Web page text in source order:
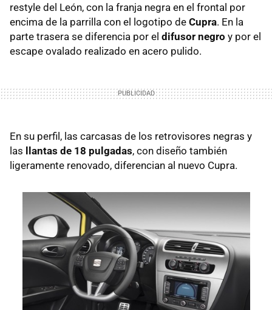
restyle del León, con la franja negra en el frontal por
encima de la parrilla con el logotipo de Cupra. En la
parte trasera se diferencia por el difusor negro y por el
escape ovalado realizado en acero pulido.
En su perfil, las carcasas de los retrovisores negras y
las llantas de 18 pulgadas, con diseño también
ligeramente renovado, diferencian al nuevo Cupra.